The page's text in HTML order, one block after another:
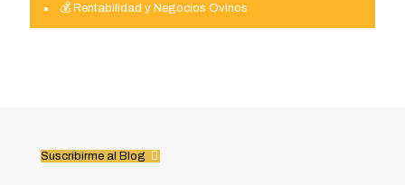
💰 Rentabilidad y Negocios Ovinos
Suscribirme al Blog